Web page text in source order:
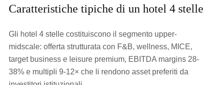
Caratteristiche tipiche di un hotel 4 stelle
Gli hotel 4 stelle costituiscono il segmento upper-
midscale: offerta strutturata con F&B, wellness, MICE,
target business e leisure premium, EBITDA margins 28-
38% e multipli 9-12× che li rendono asset preferiti da